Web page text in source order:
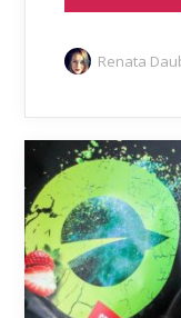
Renata